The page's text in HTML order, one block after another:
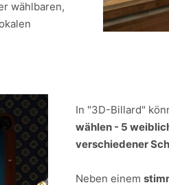
wählbaren,
In "3D-Billard"
wählen - 5
verschiedener
Neben einem